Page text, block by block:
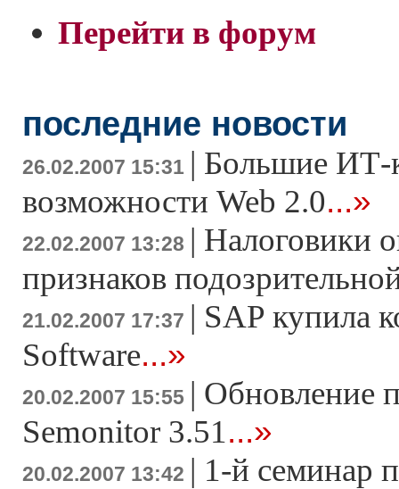
Перейти в форум
последние новости
26.02.2007 15:31 | Большие ИТ-
возможности Web 2.0...»
22.02.2007 13:28 | Налоговики
признаков
21.02.2007 17:37 | SAP купила
Software...»
20.02.2007 15:55 | Обновление
Semonitor 3.51...»
20.02.2007 13:42 | 1-й семинар